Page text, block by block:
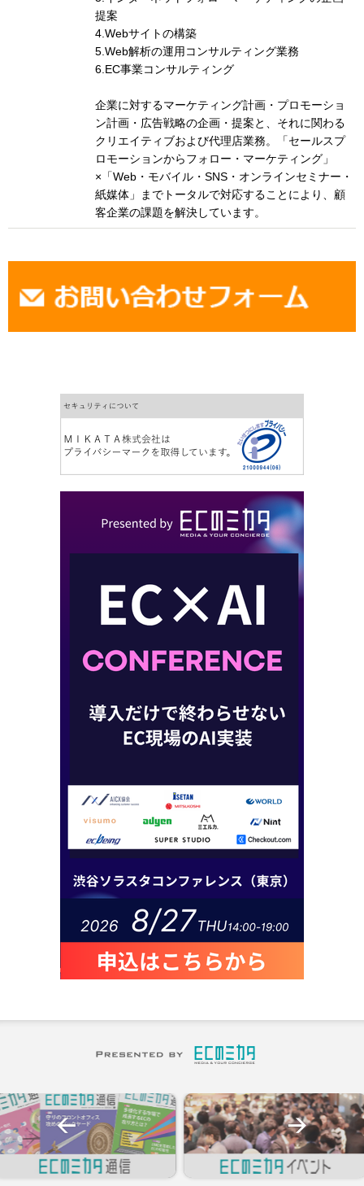
提案
4.Webサイトの構築
5.Web解析の運用コンサルティング業務
6.EC事業コンサルティング
企業に対するマーケティング計画・プロモーショ
ン計画・広告戦略の企画・提案と、それに関わる
クリエイティブおよび代理店業務。「セールスプ
ロモーションからフォロー・マーケティング」
×「Web・モバイル・SNS・オンラインセミナー・
紙媒体」までトータルで対応することにより、顧
客企業の課題を解決しています。